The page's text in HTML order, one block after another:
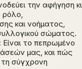
την αφήγηση κι
ρόλο,
και νοήματος,
σώματος.
το πεπρωμένο
μας, και πώς
τη σύγχρονη